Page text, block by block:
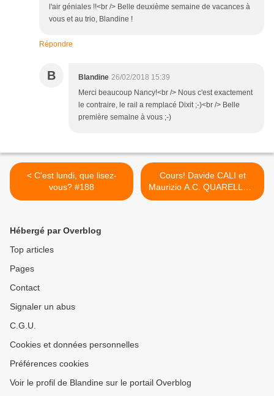
l'air géniales !!<br /> Belle deuxième semaine de vacances à
vous et au trio, Blandine !
Répondre
B Blandine 26/02/2018 15:39
Merci beaucoup Nancy!<br /> Nous c'est exactement
le contraire, le rail a remplacé Dixit ;-)<br /> Belle
première semaine à vous ;-)
< C'est lundi, que lisez-
vous? #188
Cours! Davide CALI et
Maurizio A.C. QUARELLO –
2016 (Dès 8 ans) >
Hébergé par Overblog
Top articles
Pages
Contact
Signaler un abus
C.G.U.
Cookies et données personnelles
Préférences cookies
Voir le profil de Blandine sur le portail Overblog